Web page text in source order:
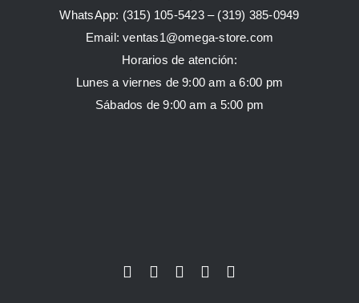
WhatsApp: (315) 105-5423 – (319) 385-0949
Email:ventas1@omega-store.com
Horarios de atención:
Lunes a viernes de 9:00 am a 6:00 pm
Sábados de 9:00 am a 5:00 pm